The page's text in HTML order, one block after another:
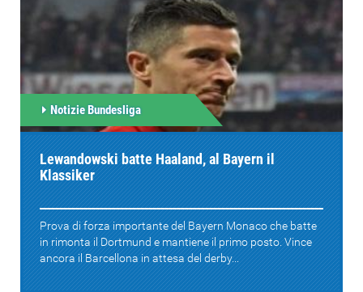
Notizie Bundesliga
Lewandowski batte Haaland, al Bayern il
Klassiker
Prova di forza importante del Bayern Monaco che batte
in rimonta il Dortmund e mantiene il primo posto. Vince
ancora il Barcellona in attesa del derby...